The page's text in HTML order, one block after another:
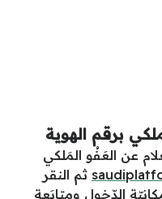
برقم الهوية
عن العَفُو المَلكي
ثم النقر
الدّخول ومتابَعة